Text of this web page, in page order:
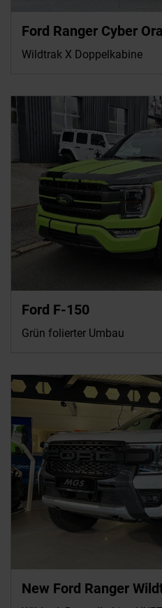
Ford Ranger Cyber
Wildtrak X Doppelkabine
Ford F-150
Grün folierter Umbau
New Ford Ranger